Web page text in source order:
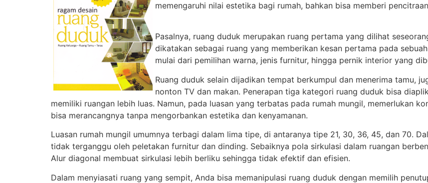
memengaruhi nilai estetika bagi rumah, bahkan bisa memberi
Pasalnya, ruang duduk merupakan ruang pertama yang dilihat
dikatakan sebagai ruang yang memberikan kesan pertama pada
mulai dari pemilihan warna, jenis furnitur, hingga pernik interior yang
Ruang duduk selain dijadikan tempat berkumpul dan menerima tamu,
nonton TV dan makan. Penerapan tiga kategori ruang duduk bisa
memiliki ruangan lebih luas. Namun, pada luasan yang terbatas pada rumah mungil, memerlukan
bisa merancangnya tanpa mengorbankan estetika dan kenyamanan.
Luasan rumah mungil umumnya terbagi dalam lima tipe, di antaranya tipe 21, 30, 36, 45, dan 70.
tidak terganggu oleh peletakan furnitur dan dinding. Sebaiknya pola sirkulasi dalam ruangan
Alur diagonal membuat sirkulasi lebih berliku sehingga tidak efektif dan efisien.
Dalam menyiasati ruang yang sempit, Anda bisa memanipulasi ruang duduk dengan memilih